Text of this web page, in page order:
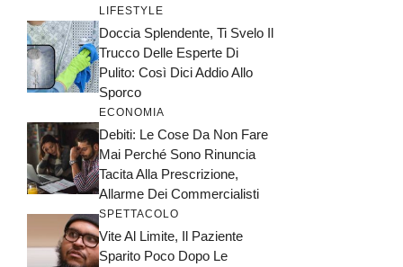
LIFESTYLE
Doccia Splendente, Ti Svelo Il
Trucco Delle Esperte Di
Pulito: Così Dici Addio Allo
Sporco
ECONOMIA
Debiti: Le Cose Da Non Fare
Mai Perché Sono Rinuncia
Tacita Alla Prescrizione,
Allarme Dei Commercialisti
SPETTACOLO
Vite Al Limite, Il Paziente
Sparito Poco Dopo Le